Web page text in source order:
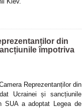
din
împotriva
Reprezentanților din
Ucrainei și sancțiunile
SUA a adoptat Legea de